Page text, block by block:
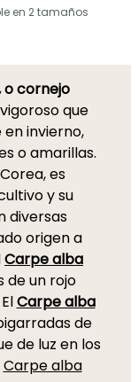
en 2 tamaños
o cornejo
que
invierno,
o amarillas.
es
y su
diversas
origen a
Carpe alba
de un rojo
Carpe alba
de
de luz en los
Carpe alba